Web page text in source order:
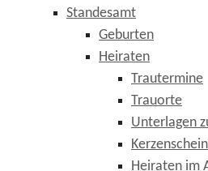
Standesamt
Geburten
Heiraten
Trautermine
Trauorte
Unterlagen
Heiraten im